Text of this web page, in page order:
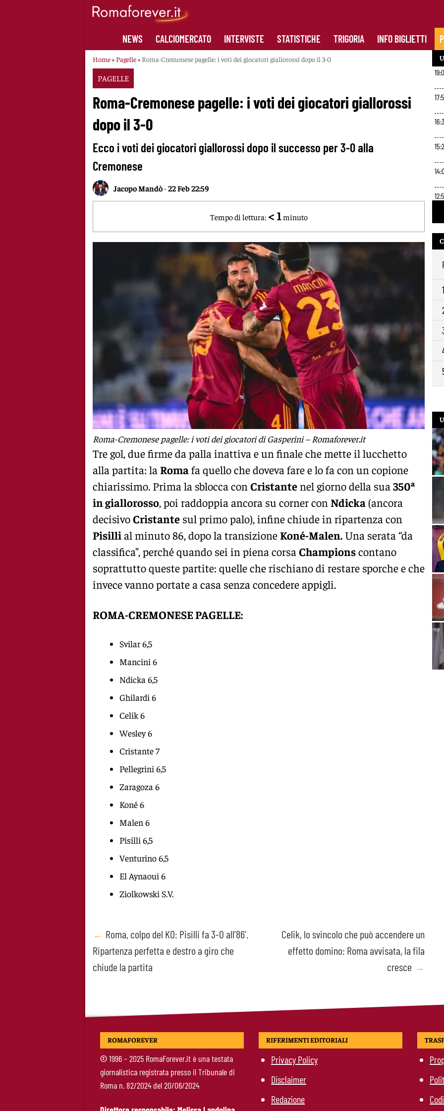
NEWS CALCIOMERCATO INTERVISTE STATISTICHE TRIGORIA INFO BIGLIETTI
Home»Pagelle» Roma-Cremonese pagelle: i voti dei giocatori giallorossi dopo il 3-0
PAGELLE
Roma-Cremonese pagelle: i voti dei giocatori giallorossi
dopo il 3-0
Ecco i voti dei giocatori giallorossi dopo il successo per 3-0 alla
Cremonese
Jacopo Mandò-22 Feb 22:59
Tempo di lettura: < 1 minuto
Roma-Cremonese pagelle: i voti dei giocatori di Gasperini – Romaforever.it
Tre gol, due firme da palla inattiva e un finale che mette il lucchetto
alla partita: la Romafa quello che doveva fare e lo fa con un copione
chiarissimo. Prima la sblocca con Cristantenel giorno della sua 350ª
in giallorosso, poi raddoppia ancora su corner con Ndicka(ancora
decisivoCristante sul primo palo), infine chiude in ripartenza con
Pisillial minuto 86, dopo la transizioneKoné-Malen. Una serata “da
classifica”, perché quando sei in piena corsa Championscontano
soprattutto queste partite: quelle che rischiano di restare sporche e che
invece vanno portate a casa senza concedere appigli.
ROMA-CREMONESE PAGELLE:
Svilar 6,5
Mancini 6
Ndicka 6,5
Ghilardi 6
Celik 6
Wesley 6
Cristante 7
Pellegrini 6,5
Zaragoza 6
Koné 6
Malen 6
Pisilli 6,5
Venturino 6,5
El Aynaoui 6
Ziolkowski S.V.
Post
navigation
← Roma, colpo del KO: Pisilli fa 3-0 all’86’.
Ripartenza perfetta e destro a giro che
chiude la partita
Celik, lo svincolo che può accendere un
effetto domino: Roma avvisata, la fila
cresce →
9:291
ROMAFOREVER
©1996 – 2025 RomaForever.it è una testata
giornalistica registrata presso il Tribunale di
Roma n. 82/2024 del 20/06/2024
RIFERIMENTI EDITORIALI
Privacy Policy
Disclaimer
Redazione